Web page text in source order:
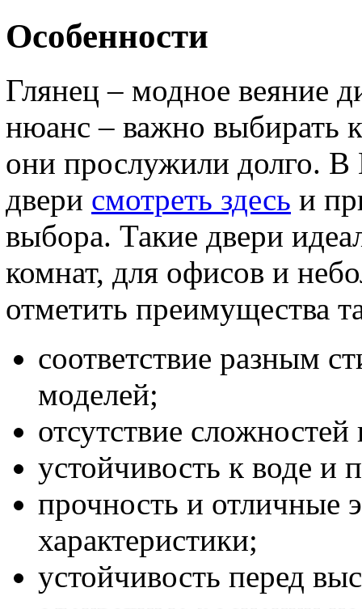
Особенности
Глянец – модное веяние
нюанс – важно выбирать
они прослужили долго.
двери смотреть здесь и
выбора. Такие двери
комнат, для офисов и
отметить преимущества
соответствие разным
моделей;
отсутствие
устойчивость к воде и
прочность и отличные
характеристики;
устойчивость перед